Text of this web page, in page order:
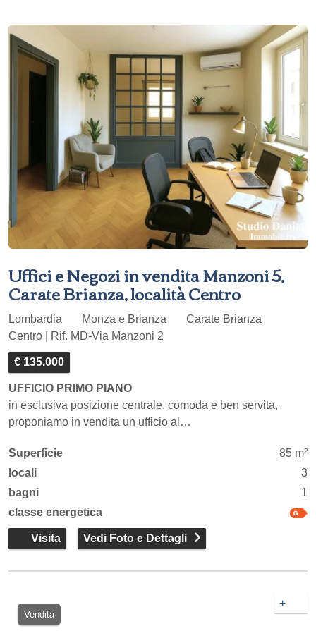
Uffici e Negozi in vendita Manzoni 5,
Carate Brianza, località Centro
Lombardia Monza e Brianza
Carate Brianza
Centro | Rif. MD-Via Manzoni 2
€ 135.000
UFFICIO PRIMO PIANO
in esclusiva posizione centrale, comoda e ben servita,
proponiamo in vendita un ufficio al…
Superficie
85 m²
locali
3
bagni
1
classe energetica
Visita Vedi Foto e Dettagli
Vendita
+